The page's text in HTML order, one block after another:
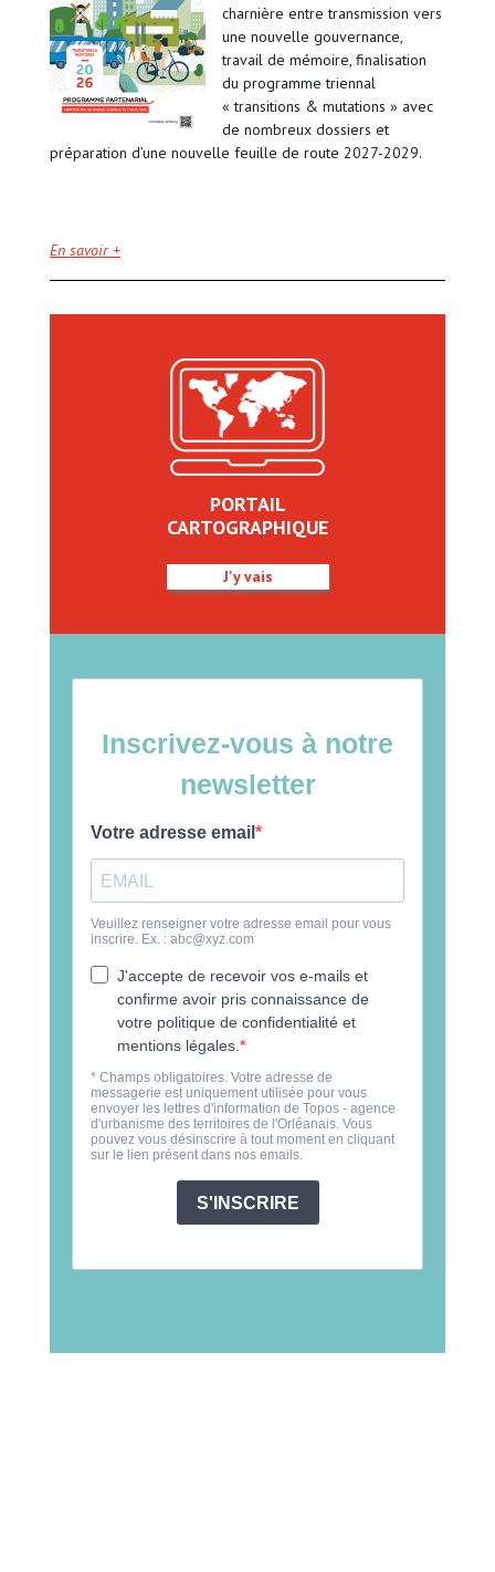
charnière entre transmission vers
une nouvelle gouvernance,
travail de mémoire, finalisation
du programme triennal
« transitions & mutations » avec
de nombreux dossiers et
préparation d’une nouvelle feuille de route 2027-2029.
En savoir +
PORTAIL
CARTOGRAPHIQUE
J'y vais